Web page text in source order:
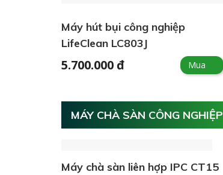
Máy hút bụi công nghiệp
LifeClean LC803J
5.700.000 đ Mua
MÁY CHÀ SÀN CÔNG NGHIỆP
Máy chà sàn liên hợp IPC CT15